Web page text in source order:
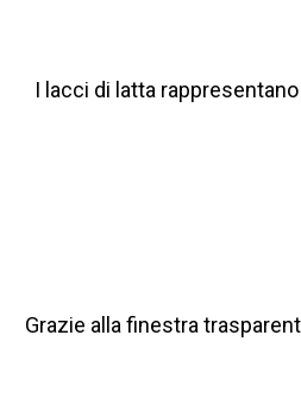
I lacci di latta
Grazie alla finestra